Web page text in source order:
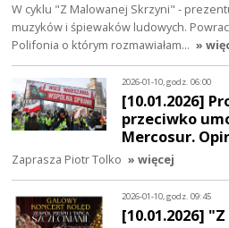
W cyklu "Z Malowanej Skrzyni" -
muzyków i śpiewaków ludowych.
Polifonia o którym rozmawiałam… »
2026-01-10, godz. 06:00
[10.01.2026]
przeciwko
Mercosur.
Zaprasza Piotr Tolko » więcej
2026-01-10, godz. 09:45
[10.01.2026]